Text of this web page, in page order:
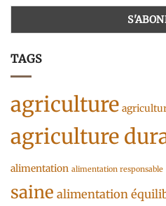
TAGS
agriculture
agriculture
alimentation alimentation responsable
saine alimentation